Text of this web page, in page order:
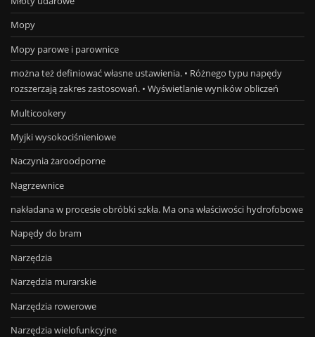
Mopy
Mopy parowe i parownice
można też definiować własne ustawienia. • Różnego typu napędy
rozszerzają zakres zastosowań. • Wyświetlanie wyników obliczeń
Multicookery
Myjki wysokociśnieniowe
Naczynia żaroodporne
Nagrzewnice
nakładana w procesie obróbki szkła. Ma ona właściwości hydrofobowe
Napędy do bram
Narzędzia
Narzędzia murarskie
Narzędzia rowerowe
Narzędzia wielofunkcyjne